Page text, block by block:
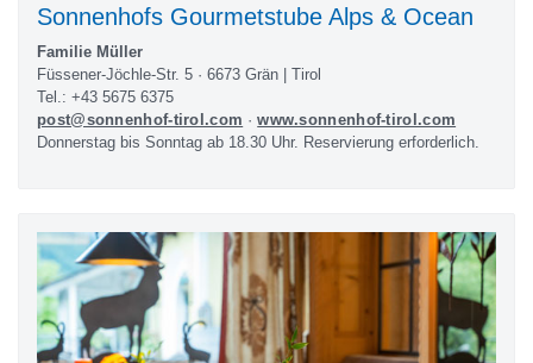
Sonnenhofs Gourmetstube Alps & Ocean
Familie Müller
Füssener-Jöchle-Str. 5 · 6673 Grän | Tirol
Tel.: +43 5675 6375
post@sonnenhof-tirol.com ·www.sonnenhof-tirol.com
Donnerstag bis Sonntag ab 18.30 Uhr. Reservierung erforderlich.